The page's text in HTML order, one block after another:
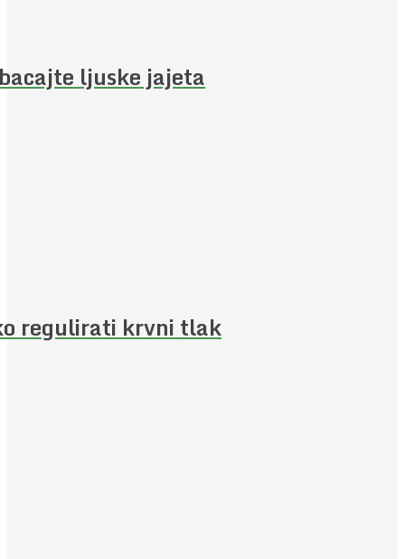
ljuske jajeta
regulirati krvni tlak